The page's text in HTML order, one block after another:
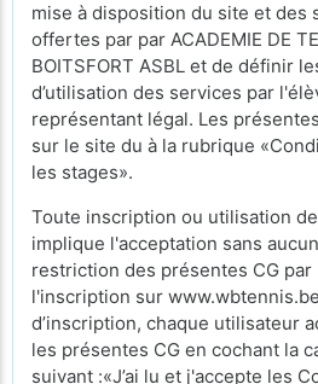
mise à disposition du site et des
offertes par par ACADEMIE DE
BOITSFORT ASBL et de définir
d’utilisation des services par
représentant légal. Les
sur le site du à la rubrique
les stages».
Toute inscription ou utilisation
implique l'acceptation sans
restriction des présentes CG par
l'inscription sur
d’inscription, chaque utilisateur
les présentes CG en cochant la
suivant :«J’ai lu et j'accepte les